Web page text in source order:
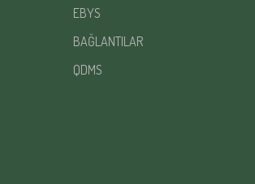
EBYS
BAĞLANTILAR
QDMS